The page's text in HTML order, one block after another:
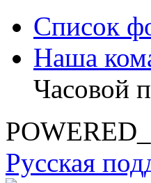
Список
Наша
Часовой
Русская